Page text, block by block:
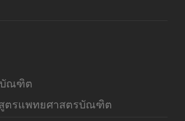
ณฑิต
ตรแพทยศาสตรบัณฑิต